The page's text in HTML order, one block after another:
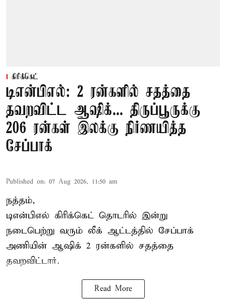
கிரிக்கெட்
டிஎன்பிஎல்: 2 ரன்களில் சதத்தை
தவறவிட்ட ஆஷிக்... திருப்பூருக்கு
206 ரன்கள் இலக்கு நிர்ணயித்த
சேப்பாக்
Published on: 07 Aug 2026, 11:50 am
நத்தம்,
டிஎன்பிஎல் கிரிக்கெட் தொடரில் இன்று
நடைபெற்று வரும் லீக் ஆட்டத்தில் சேப்பாக்
அணியின் ஆஷிக் 2 ரன்களில் சதத்தை
தவறவிட்டார்.
Read More